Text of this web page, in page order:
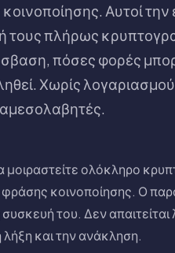
Αυτοί την
τους πλήρως
πόσες φορές
Χωρίς
μοιραστείτε ολόκληρο
κοινοποίησης. Ο
του. Δεν απαιτείται
και την ανάκληση.